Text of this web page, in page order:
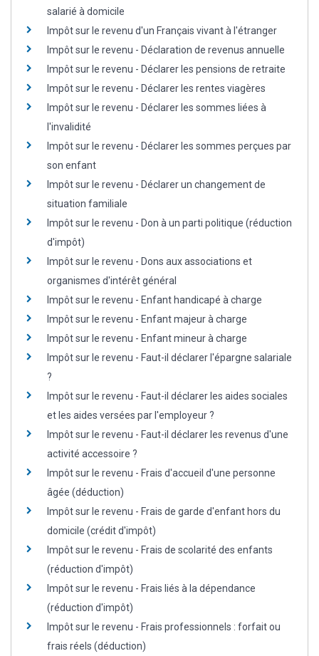
salarié à domicile
Impôt sur le revenu d'un Français vivant à l'étranger
Impôt sur le revenu - Déclaration de revenus annuelle
Impôt sur le revenu - Déclarer les pensions de retraite
Impôt sur le revenu - Déclarer les rentes viagères
Impôt sur le revenu - Déclarer les sommes liées à
l'invalidité
Impôt sur le revenu - Déclarer les sommes perçues par
son enfant
Impôt sur le revenu - Déclarer un changement de
situation familiale
Impôt sur le revenu - Don à un parti politique (réduction
d'impôt)
Impôt sur le revenu - Dons aux associations et
organismes d'intérêt général
Impôt sur le revenu - Enfant handicapé à charge
Impôt sur le revenu - Enfant majeur à charge
Impôt sur le revenu - Enfant mineur à charge
Impôt sur le revenu - Faut-il déclarer l'épargne salariale
?
Impôt sur le revenu - Faut-il déclarer les aides sociales
et les aides versées par l'employeur ?
Impôt sur le revenu - Faut-il déclarer les revenus d'une
activité accessoire ?
Impôt sur le revenu - Frais d'accueil d'une personne
âgée (déduction)
Impôt sur le revenu - Frais de garde d'enfant hors du
domicile (crédit d'impôt)
Impôt sur le revenu - Frais de scolarité des enfants
(réduction d'impôt)
Impôt sur le revenu - Frais liés à la dépendance
(réduction d'impôt)
Impôt sur le revenu - Frais professionnels : forfait ou
frais réels (déduction)